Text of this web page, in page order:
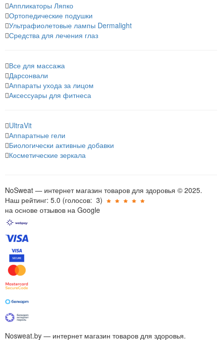
Аппликаторы Ляпко
Ортопедические подушки
Ультрафиолетовые лампы Dermalight
Средства для лечения глаз
Все для массажа
Дарсонвали
Аппараты ухода за лицом
Аксессуары для фитнеса
UltraVit
Аппаратные гели
Биологически активные добавки
Косметические зеркала
NoSweat — интернет магазин товаров для здоровья © 2025.
Наш рейтинг: 5.0 (голосов: 3)
на основе отзывов на Google
Nosweat.by — интернет магазин товаров для здоровья.